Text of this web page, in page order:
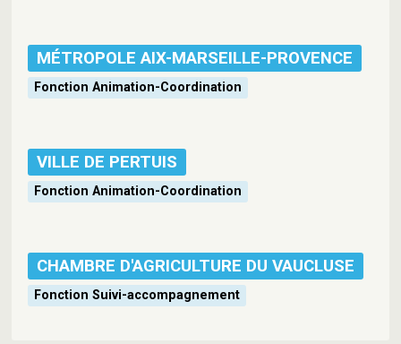
MÉTROPOLE AIX-MARSEILLE-PROVENCE
Fonction Animation-Coordination
VILLE DE PERTUIS
Fonction Animation-Coordination
CHAMBRE D'AGRICULTURE DU VAUCLUSE
Fonction Suivi-accompagnement